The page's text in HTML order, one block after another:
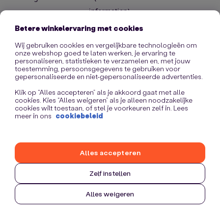
information).
Betere winkelervaring met cookies
Wij gebruiken cookies en vergelijkbare technologieën om
onze webshop goed te laten werken, je ervaring te
personaliseren, statistieken te verzamelen en, met jouw
toestemming, persoonsgegevens te gebruiken voor
gepersonaliseerde en niet-gepersonaliseerde advertenties.
Klik op “Alles accepteren” als je akkoord gaat met alle
cookies. Kies “Alles weigeren” als je alleen noodzakelijke
cookies wilt toestaan, of stel je voorkeuren zelf in. Lees
meer in ons cookiebeleid
Zelf instellen
Alles weigeren
Alles accepteren